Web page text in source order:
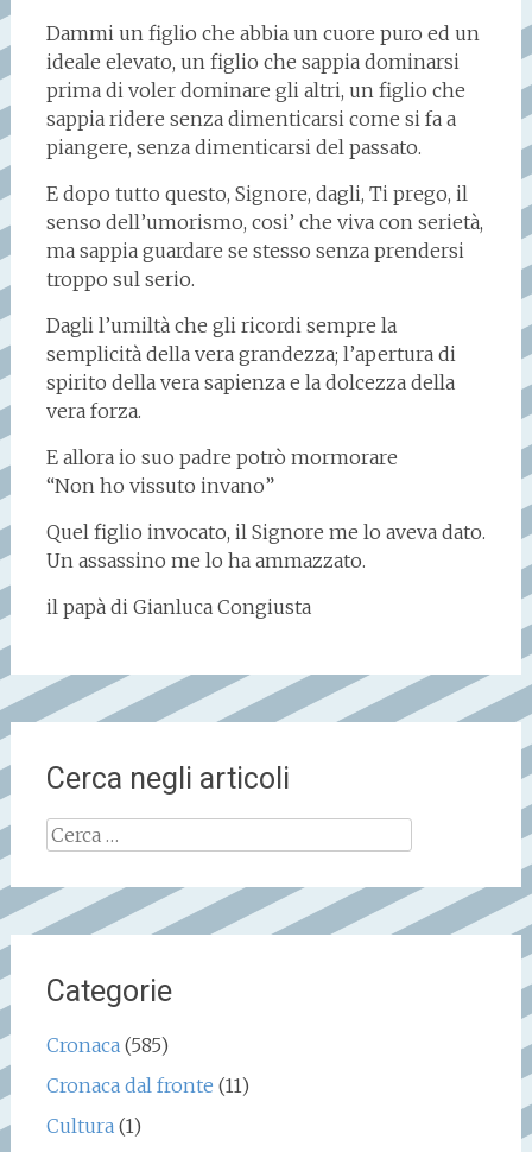
Dammi un figlio che abbia un cuore puro ed un
ideale elevato, un figlio che sappia dominarsi
prima di voler dominare gli altri, un figlio che
sappia ridere senza dimenticarsi come si fa a
piangere, senza dimenticarsi del passato.
E dopo tutto questo, Signore, dagli, Ti prego, il
senso dell’umorismo, cosi’ che viva con serietà,
ma sappia guardare se stesso senza prendersi
troppo sul serio.
Dagli l’umiltà che gli ricordi sempre la
semplicità della vera grandezza; l’apertura di
spirito della vera sapienza e la dolcezza della
vera forza.
E allora io suo padre potrò mormorare
“Non ho vissuto invano”
Quel figlio invocato, il Signore me lo aveva dato.
Un assassino me lo ha ammazzato.
il papà di Gianluca Congiusta
Cerca negli articoli
Ricerca
per:
Categorie
Cronaca (585)
Cronaca dal fronte (11)
Cultura (1)